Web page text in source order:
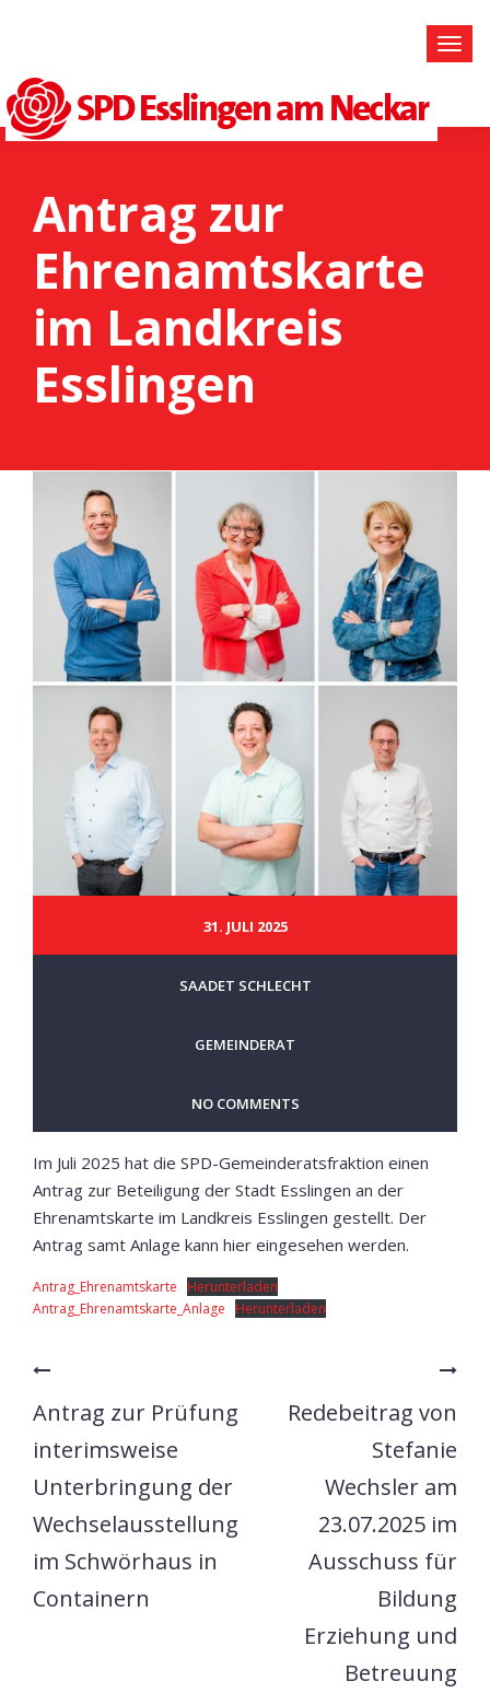
Antrag zur
Ehrenamtskarte
im Landkreis
Esslingen
31. JULI 2025
SAADET SCHLECHT
GEMEINDERAT
NO COMMENTS
Im Juli 2025 hat die SPD-Gemeinderatsfraktion einen
Antrag zur Beteiligung der Stadt Esslingen an der
Ehrenamtskarte im Landkreis Esslingen gestellt. Der
Antrag samt Anlage kann hier eingesehen werden.
Antrag_Ehrenamtskarte
Herunterladen
Antrag_Ehrenamtskarte_Anlage
Herunterladen
Antrag zur Prüfung
interimsweise
Unterbringung der
Wechselausstellung
im Schwörhaus in
Containern
Redebeitrag von
Stefanie
Wechsler am
23.07.2025 im
Ausschuss für
Bildung
Erziehung und
Betreuung